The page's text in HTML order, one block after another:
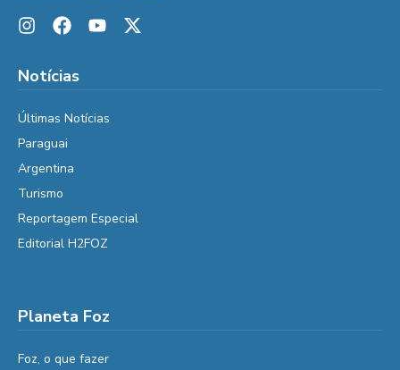
Notícias
Últimas Notícias
Paraguai
Argentina
Turismo
Reportagem Especial
Editorial H2FOZ
Planeta Foz
Foz, o que fazer